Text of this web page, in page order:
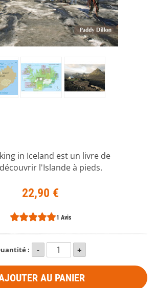
in Iceland est un livre de
l'Islande à pieds.
22,90 €
1 Avis
:
AU PANIER